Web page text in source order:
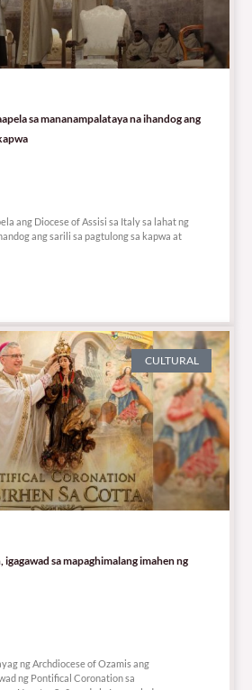
sa mananampalataya na ihandog ang
ang Diocese of Assisi sa Italy sa lahat ng
ang sarili sa pagtulong sa kapwa at
CULTURAL
sa mapaghimalang imahen ng
ng Archdiocese of Ozamis ang
ng Pontifical Coronation sa